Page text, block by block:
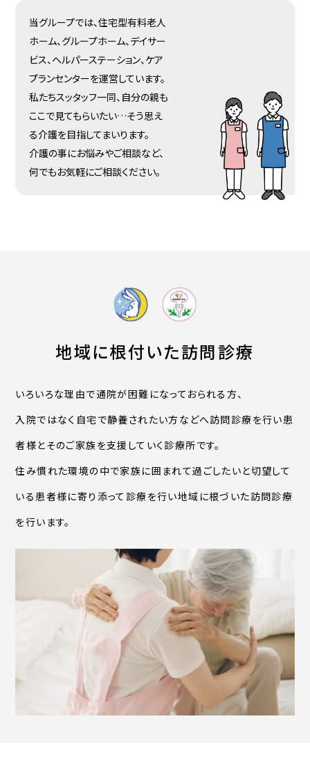
当グループでは、住宅型有料老人
ホーム、グループホーム、デイサー
ビス、ヘルパーステーション、ケア
プランセンターを運営しています。
私たちスッタッフ一同、自分の親も
ここで見てもらいたい…そう思え
る介護を目指してまいります。
介護の事にお悩みやご相談など、
何でもお気軽にご相談ください。
地域に根付いた訪問診療
いろいろな理由で通院が困難になっておられる方、
入院ではなく自宅で静養されたい方などへ訪問診療を行い患
者様とそのご家族を支援していく診療所です。
住み慣れた環境の中で家族に囲まれて過ごしたいと切望して
いる患者様に寄り添って診療を行い地域に根づいた訪問診療
を行います。